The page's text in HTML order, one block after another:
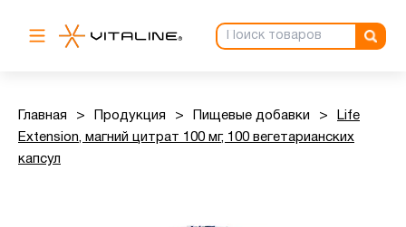
Главная > Продукция > Пищевые добавки >
Life
Extension, магний цитрат 100 мг, 100 вегетарианских
капсул